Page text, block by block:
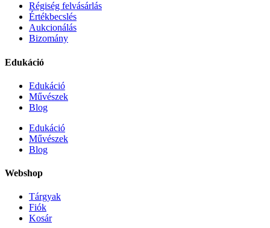
Régiség felvásárlás
Értékbecslés
Aukcionálás
Bizomány
Edukáció
Edukáció
Művészek
Blog
Edukáció
Művészek
Blog
Webshop
Tárgyak
Fiók
Kosár